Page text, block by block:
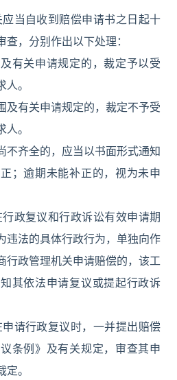
当自收到赔偿申请书之日起十
，分别作出以下处理：
有关申请规定的，裁定予以受
。
及有关申请规定的，裁定不予受
。
不齐全的，应当以书面形式通知
；逾期未能补正的，视为未申
政复议和行政诉讼有效申请期
违法的具体行政行为，单独向作
行政管理机关申请赔偿的，该工
其依法申请复议或提起行政诉
请行政复议时，一并提出赔偿
条例》及有关规定，审查其申
。